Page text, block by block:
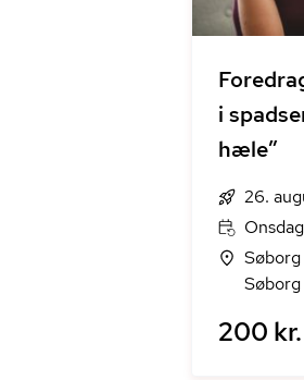
i
hæle”
26.
Søborg
200 kr.